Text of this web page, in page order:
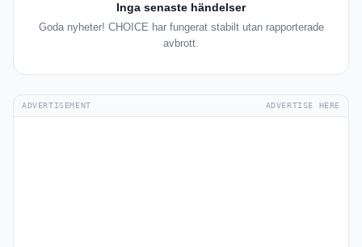
Inga senaste händelser
Goda nyheter! CHOICE har fungerat stabilt utan rapporterade
avbrott.
ADVERTISEMENT ADVERTISE HERE